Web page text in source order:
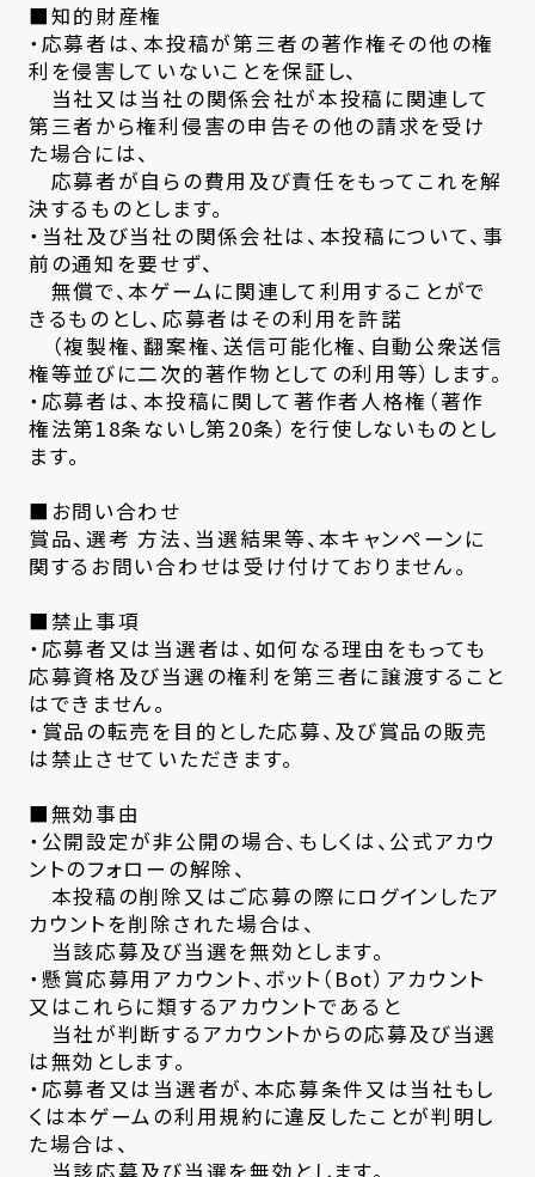
■知的財産権
・応募者は、本投稿が第三者の著作権その他の権
利を侵害していないことを保証し、
当社又は当社の関係会社が本投稿に関連して
第三者から権利侵害の申告その他の請求を受け
た場合には、
応募者が自らの費用及び責任をもってこれを解
決するものとします。
・当社及び当社の関係会社は、本投稿について、事
前の通知を要せず、
無償で、本ゲームに関連して利用することがで
きるものとし、応募者はその利用を許諾
（複製権、翻案権、送信可能化権、自動公衆送信
権等並びに二次的著作物としての利用等）します。
・応募者は、本投稿に関して著作者人格権（著作
権法第18条ないし第20条）を行使しないものとし
ます。
■お問い合わせ
賞品、選考 方法、当選結果等、本キャンペーンに
関するお問い合わせは受け付けておりません。
■禁止事項
・応募者又は当選者は、如何なる理由をもっても
応募資格及び当選の権利を第三者に譲渡すること
はできません。
・賞品の転売を目的とした応募、及び賞品の販売
は禁止させていただきます。
■無効事由
・公開設定が非公開の場合、もしくは、公式アカウ
ントのフォローの解除、
本投稿の削除又はご応募の際にログインしたア
カウントを削除された場合は、
当該応募及び当選を無効とします。
・懸賞応募用アカウント、ボット（Bot）アカウント
又はこれらに類するアカウントであると
当社が判断するアカウントからの応募及び当選
は無効とします。
・応募者又は当選者が、本応募条件又は当社もし
くは本ゲームの利用規約に違反したことが判明し
た場合は、